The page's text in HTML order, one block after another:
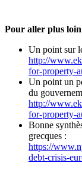
Pour aller plus
Un point sur
http://
for-property-
Un point un
du
http://
for-property-
Bonne
grecques :
https://
debt-crisis-